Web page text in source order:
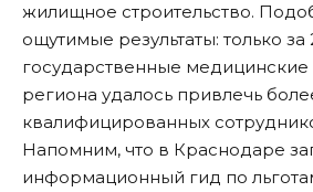
жилищное строительство.
ощутимые результаты: только за
государственные медицинские
региона удалось привлечь
квалифицированных
Напомним, что в Краснодаре
информационный гид по